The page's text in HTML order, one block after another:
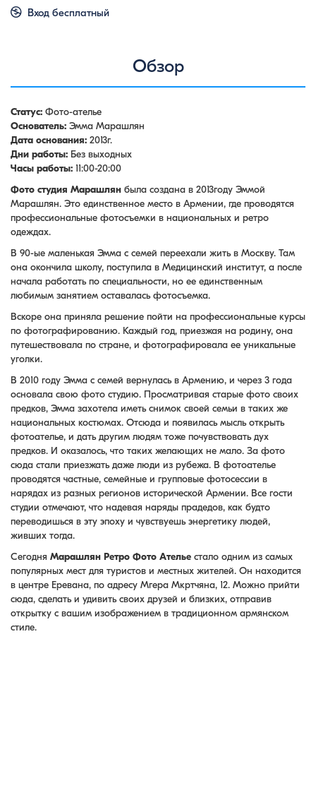
Вход бесплатный
Обзор
Статус: Фото-ателье
Основатель: Эмма Марашлян
Дата основания: 2013г.
Дни работы: Без выходных
Часы работы: 11:00-20:00
Фото студия Марашлян была создана в 2013году Эммой
Марашлян. Это единственное место в Армении, где проводятся
профессиональные фотосъемки в национальных и ретро
одеждах.
В 90-ые маленькая Эмма с семей переехали жить в Москву. Там
она окончила школу, поступила в Медицинский институт, а после
начала работать по специальности, но ее единственным
любимым занятием оставалась фотосъемка.
Вскоре она приняла решение пойти на профессиональные курсы
по фотографированию. Каждый год, приезжая на родину, она
путешествовала по стране, и фотографировала ее уникальные
уголки.
В 2010 году Эмма с семей вернулась в Армению, и через 3 года
основала свою фото студию. Просматривая старые фото своих
предков, Эмма захотела иметь снимок своей семьи в таких же
национальных костюмах. Отсюда и появилась мысль открыть
фотоателье, и дать другим людям тоже почувствовать дух
предков. И оказалось, что таких желающих не мало. За фото
сюда стали приезжать даже люди из рубежа. В фотоателье
проводятся частные, семейные и групповые фотосессии в
нарядах из разных регионов исторической Армении. Все гости
студии отмечают, что надевая наряды прадедов, как будто
переводишься в эту эпоху и чувствуешь энергетику людей,
живших тогда.
Сегодня Марашлян Ретро Фото Ателье стало одним из самых
популярных мест для туристов и местных жителей. Он находится
в центре Еревана, по адресу Мгера Мкртчяна, 12. Можно прийти
сюда, сделать и удивить своих друзей и близких, отправив
открытку с вашим изображением в традиционном армянском
стиле.